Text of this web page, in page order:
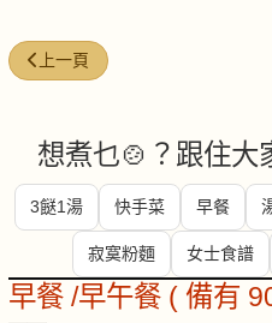
上一篇文章: 韓式辣醬烤飯糰
上一頁
想煮乜🍲？跟住大
3餸1湯 快手菜 早餐
寂寞粉麵 女士食譜
早餐 /早午餐 ( 備有